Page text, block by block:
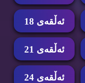
ئه‌ڵقه‌ی 18
ئه‌ڵقه‌ی 21
ئه‌ڵقه‌ی 24